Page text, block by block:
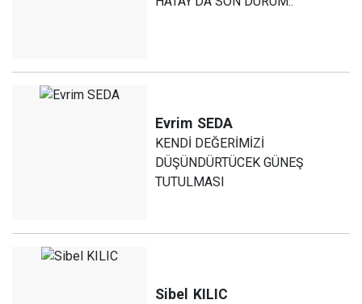
Evrim SEDA
KENDİ DEĞERİMİZİ
DÜŞÜNDÜRTÜCEK GÜNEŞ
TUTULMASI
Sibel KILIC